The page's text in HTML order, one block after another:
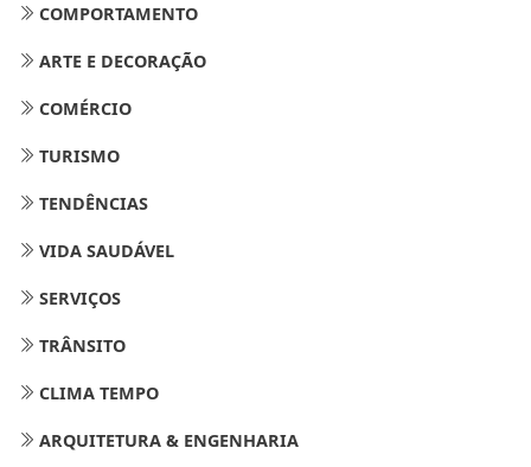
COMPORTAMENTO
ARTE E DECORAÇÃO
COMÉRCIO
TURISMO
TENDÊNCIAS
VIDA SAUDÁVEL
SERVIÇOS
TRÂNSITO
CLIMA TEMPO
ARQUITETURA & ENGENHARIA